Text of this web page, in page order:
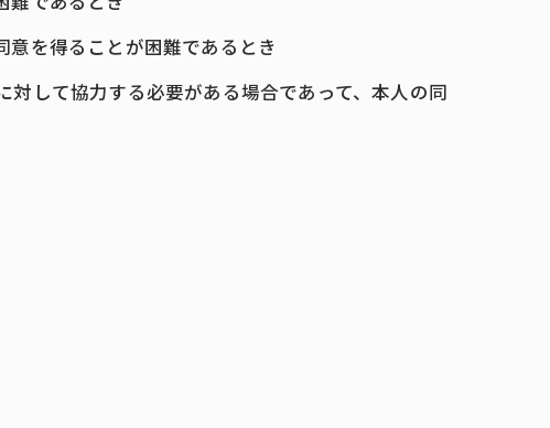
を得ることが困難であるとき
して協力する必要がある場合であって、本人の同